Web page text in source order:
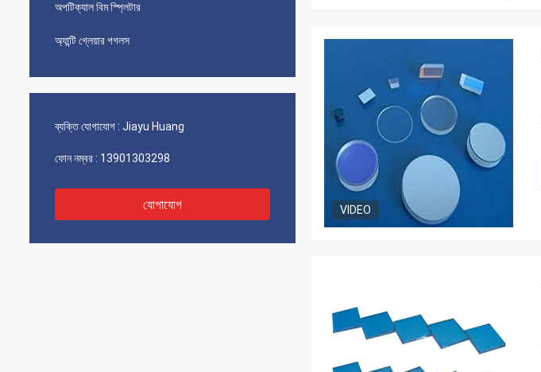
অপটিক্যাল বিম স্প্লিটার
অ্যান্টি গ্লেয়ার গগলস
ব্যক্তি যোগাযোগ : Jiayu Huang
ফোন নম্বর : 13901303298
যোগাযোগ VIDEO